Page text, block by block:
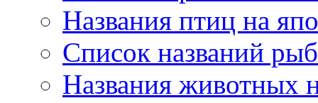
Названия птиц на
Список названий
Названия животных